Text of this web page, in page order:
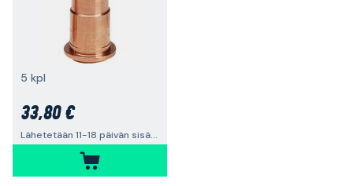
5 kpl
33,80 €
Lähetetään 11-18 päivän sisällä